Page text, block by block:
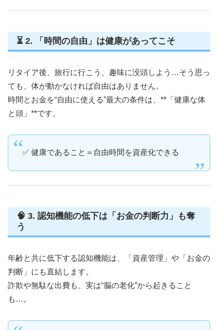
⏳ 2. 「時間の自由」は健康があってこそ
リタイア後、旅行に行こう、趣味に没頭しよう…そう思っ
ても、体が動かなければ自由はありません。
時間とお金を“自由に使える”最大の条件は、**「健康な体
と頭」**です。
✅ 健康であること＝自由時間を資産化できる
🧠 3. 認知機能の低下は「お金の判断力」も奪
う
年齢と共に低下する認知機能は、「資産管理」や「お金の
判断」にも直結します。
詐欺や無駄な出費も、実は“脳の老化”から起きること
も…。